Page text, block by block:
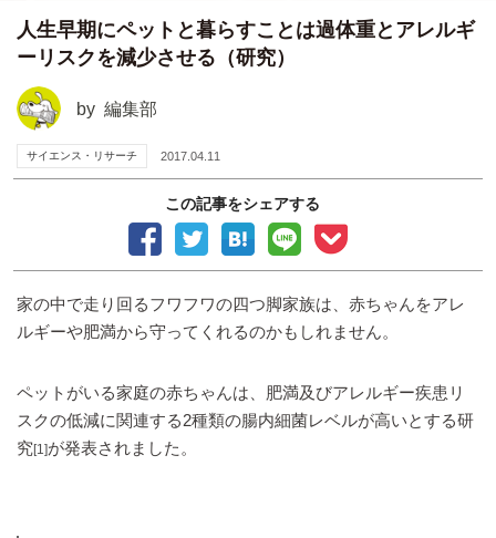
人生早期にペットと暮らすことは過体重とアレルギ
ーリスクを減少させる（研究）
by 編集部
サイエンス・リサーチ 2017.04.11
この記事をシェアする
家の中で走り回るフワフワの四つ脚家族は、赤ちゃんをアレ
ルギーや肥満から守ってくれるのかもしれません。
ペットがいる家庭の赤ちゃんは、肥満及びアレルギー疾患リ
スクの低減に関連する2種類の腸内細菌レベルが高いとする研
究[1]が発表されました。